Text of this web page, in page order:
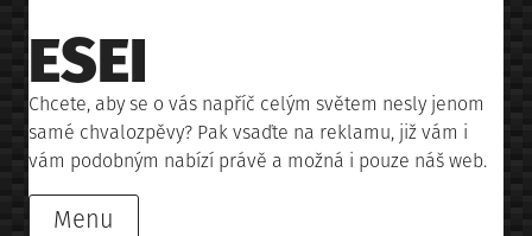
to
content
ESEI
Chcete, aby se o vás napříč celým světem nesly jenom
samé chvalozpěvy? Pak vsaďte na reklamu, již vám i
vám podobným nabízí právě a možná i pouze náš web.
Menu